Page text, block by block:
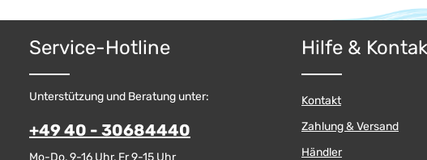
Service-Hotline
Unterstützung und Beratung unter:
+49 40 - 30684440
Hilfe &
Kontakt
Zahlung & Versand
Händler